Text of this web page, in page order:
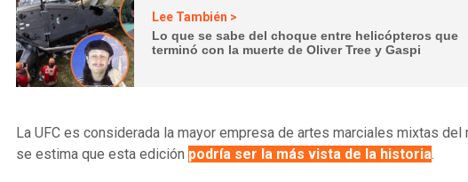
Lee También >
Lo que se sabe del choque entre helicópteros que
terminó con la muerte de Oliver Tree y Gaspi
La UFC es considerada la mayor empresa de artes marciales mixtas del
se estima que esta edición podría ser la más vista de la historia